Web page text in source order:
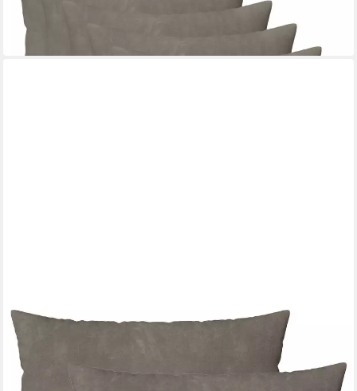
40 x 40 cm
16,99 €
in 5-6 Werktagen bei dir
VIDAXL
Kissenbezug Kissenbezug 2 pcs HEERLEN Hellgrau 65 x 65 cm
Samt
65 x 65 cm